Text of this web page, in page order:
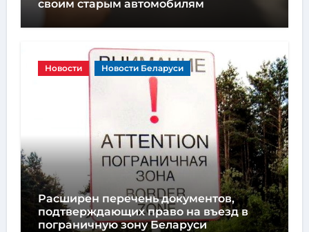
своим старым автомобилям
Новости Новости Беларуси
Расширен перечень документов,
подтверждающих право на въезд в
пограничную зону Беларуси